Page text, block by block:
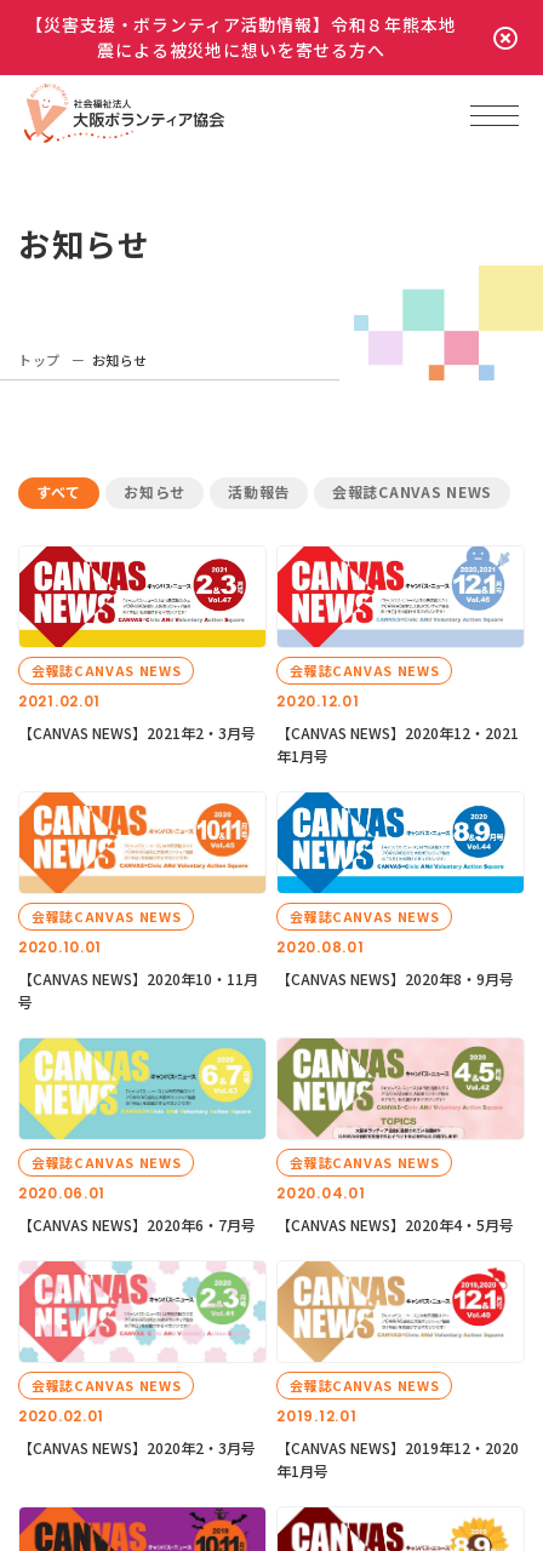
【災害支援・ボランティア活動情報】令和８年熊本地
震による被災地に想いを寄せる方へ
お知らせ
トップ お知らせ
すべて お知らせ 活動報告 会報誌CANVAS NEWS
2021.02.01
会報誌CANVAS NEWS
【CANVAS NEWS】2021年2・3月号
2020.12.01
会報誌CANVAS NEWS
【CANVAS NEWS】2020年12・2021
年1月号
2020.10.01
会報誌CANVAS NEWS
【CANVAS NEWS】2020年10・11月
号
2020.08.01
会報誌CANVAS NEWS
【CANVAS NEWS】2020年8・9月号
2020.06.01
会報誌CANVAS NEWS
【CANVAS NEWS】2020年6・7月号
2020.04.01
会報誌CANVAS NEWS
【CANVAS NEWS】2020年4・5月号
2020.02.01
会報誌CANVAS NEWS
【CANVAS NEWS】2020年2・3月号
2019.12.01
会報誌CANVAS NEWS
【CANVAS NEWS】2019年12・2020
年1月号